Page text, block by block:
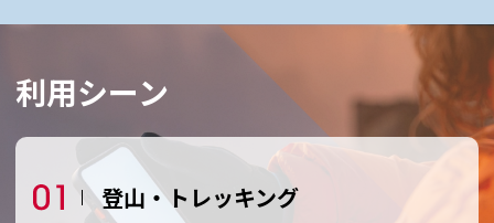
利用シーン
登山・トレッキング